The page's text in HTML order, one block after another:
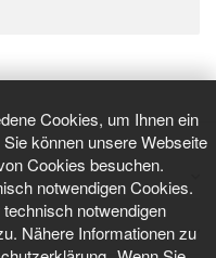
Cookies, um Ihnen ein
können unsere Webseite
Cookies besuchen.
notwendigen Cookies.
notwendigen
Nähere Informationen zu